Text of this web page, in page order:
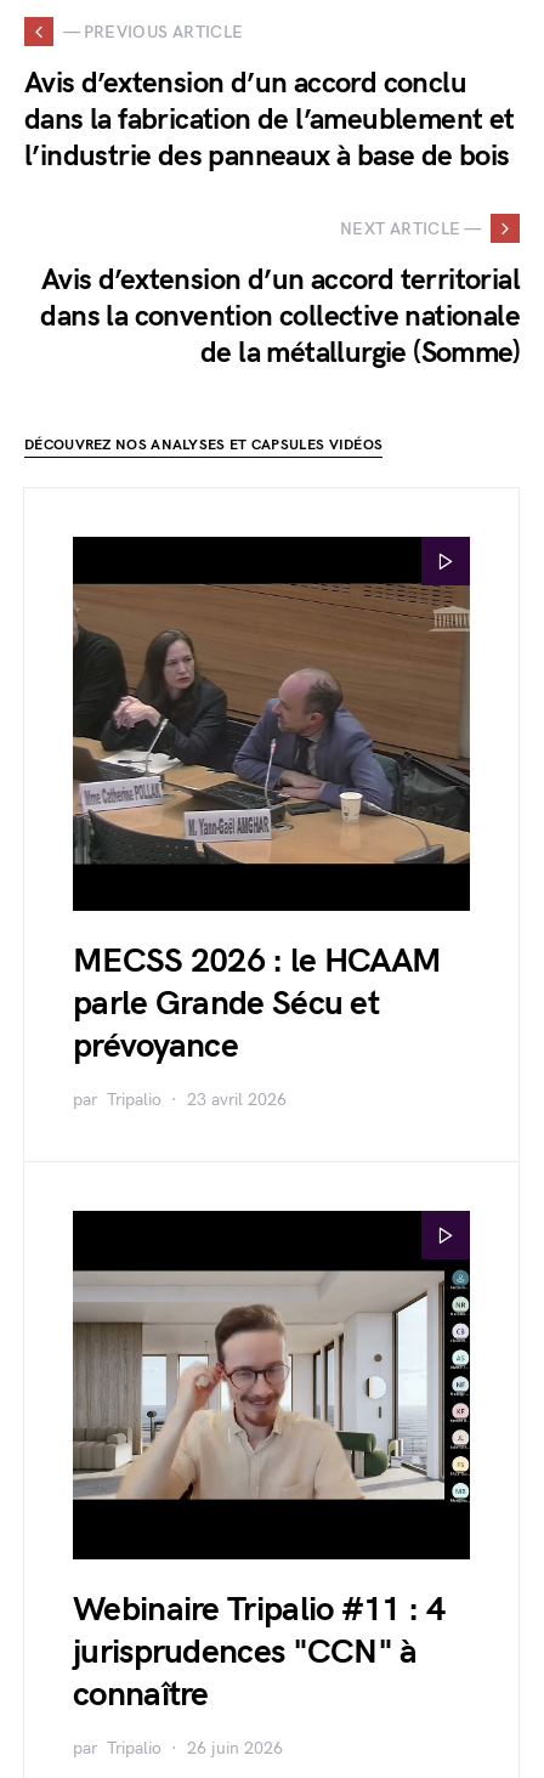
— PREVIOUS ARTICLE
Avis d’extension d’un accord conclu
dans la fabrication de l’ameublement et
l’industrie des panneaux à base de bois
NEXT ARTICLE —
Avis d’extension d’un accord territorial
dans la convention collective nationale
de la métallurgie (Somme)
DÉCOUVREZ NOS ANALYSES ET CAPSULES VIDÉOS
MECSS 2026 : le HCAAM
parle Grande Sécu et
prévoyance
par Tripalio 23 avril 2026
Webinaire Tripalio #11 : 4
jurisprudences "CCN" à
connaître
par Tripalio 26 juin 2026